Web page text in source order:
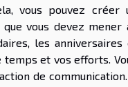
vous pouvez créer
vous devez mener
les anniversaires
et vos efforts.
de